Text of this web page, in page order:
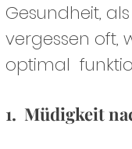
Gesundheit,
vergessen oft,
optimal
1.  Müdigkeit